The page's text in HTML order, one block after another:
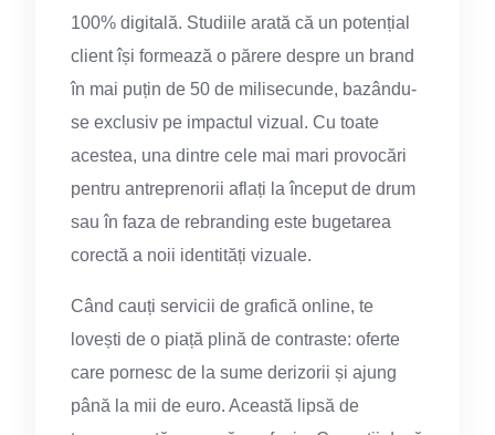
100% digitală. Studiile arată că un potențial
client își formează o părere despre un brand
în mai puțin de 50 de milisecunde, bazându-
se exclusiv pe impactul vizual. Cu toate
acestea, una dintre cele mai mari provocări
pentru antreprenorii aflați la început de drum
sau în faza de rebranding este bugetarea
corectă a noii identități vizuale.
Când cauți servicii de grafică online, te
lovești de o piață plină de contraste: oferte
care pornesc de la sume derizorii și ajung
până la mii de euro. Această lipsă de